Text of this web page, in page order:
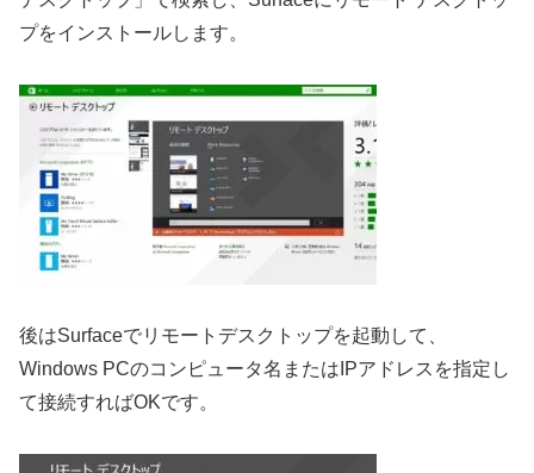
プをインストールします。
後はSurfaceでリモートデスクトップを起動して、
Windows PCのコンピュータ名またはIPアドレスを指定し
て接続すればOKです。